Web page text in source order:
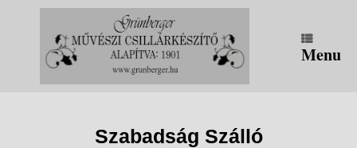
Menu
Szabadság Szálló